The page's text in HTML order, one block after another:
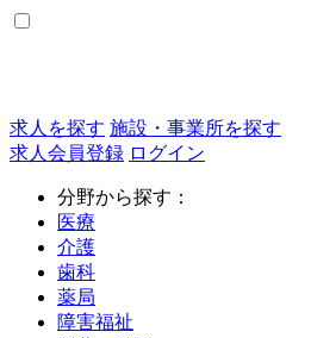
求人を探す 施設・事業所を探す
求人会員登録 ログイン
分野から探す：
医療
介護
歯科
薬局
障害福祉